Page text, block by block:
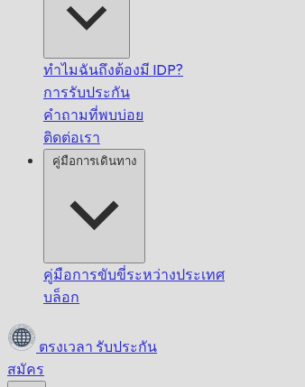
ทำไมฉันถึงต้องมี IDP?
การรับประกัน
คำถามที่พบบ่อย
ติดต่อเรา
คู่มือการเดินทาง
คู่มือการขับขี่ระหว่างประเทศ
บล็อก
ตรงเวลา รับประกัน
สมัคร